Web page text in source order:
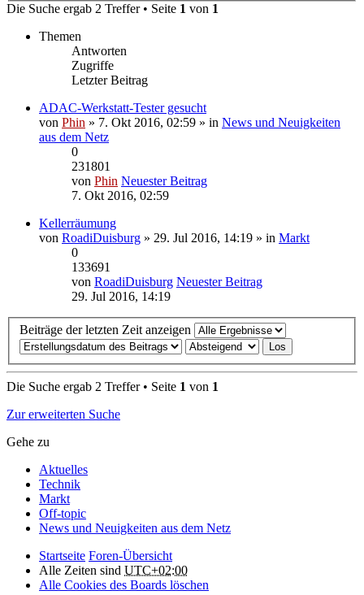
Die Suche ergab 2 Treffer • Seite 1 von 1
Themen
Antworten
Zugriffe
Letzter Beitrag
ADAC-Werkstatt-Tester gesucht
von Phin » 7. Okt 2016, 02:59 » in News und Neuigkeiten
aus dem Netz
0
231801
von Phin Neuester Beitrag
7. Okt 2016, 02:59
Kellerräumung
von RoadiDuisburg » 29. Jul 2016, 14:19 » in Markt
0
133691
von RoadiDuisburg Neuester Beitrag
29. Jul 2016, 14:19
Beiträge der letzten Zeit anzeigen
Die Suche ergab 2 Treffer • Seite 1 von 1
Zur erweiterten Suche
Gehe zu
Aktuelles
Technik
Markt
Off-topic
News und Neuigkeiten aus dem Netz
Startseite Foren-Übersicht
Alle Zeiten sind UTC+02:00
Alle Cookies des Boards löschen